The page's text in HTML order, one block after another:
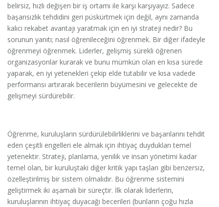
belirsiz, hızlı değişen bir iş ortamı ile karşı karşıyayız. Sadece
başarısızlık tehdidini geri püskürtmek için değil, aynı zamanda
kalıcı rekabet avantajı yaratmak için en iyi strateji nedir? Bu
sorunun yanıtı; nasıl öğrenileceğini öğrenmek. Bir diğer ifadeyle
öğrenmeyi öğrenmek. Liderler, gelişmiş sürekli öğrenen
organizasyonlar kurarak ve bunu mümkün olan en kısa sürede
yaparak, en iyi yetenekleri çekip elde tutabilir ve kısa vadede
performansı artırarak becerilerin büyümesini ve gelecekte de
gelişmeyi sürdürebilir.
Öğrenme, kuruluşların sürdürülebilirliklerini ve başarılarını tehdit
eden çeşitli engelleri ele almak için ihtiyaç duydukları temel
yetenektir. Strateji, planlama, yenilik ve insan yönetimi kadar
temel olan, bir kuruluştaki diğer kritik yapı taşları gibi benzersiz,
özelleştirilmiş bir sistem olmalıdır. Bu öğrenme sistemini
geliştirmek iki aşamalı bir süreçtir. İlk olarak liderlerin,
kuruluşlarının ihtiyaç duyacağı becerileri (bunların çoğu hızla